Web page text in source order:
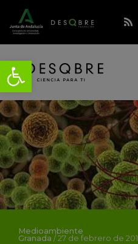
Medioambiente
Granada / 27 de febrero de